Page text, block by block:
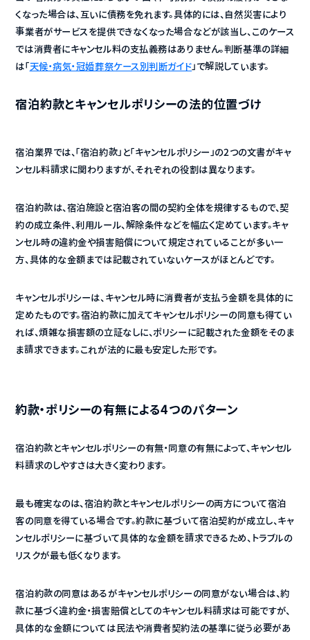
くなった場合は、互いに債務を免れます。具体的には、自然災害により
事業者がサービスを提供できなくなった場合などが該当し、このケース
では消費者にキャンセル料の支払義務はありません。判断基準の詳細
は「 天候・病気・冠婚葬祭ケース別判断ガイド 」で解説しています。
宿泊約款とキャンセルポリシーの法的位置づけ
宿泊業界では、「宿泊約款」と「キャンセルポリシー」の2つの文書がキャ
ンセル料請求に関わりますが、それぞれの役割は異なります。
宿泊約款は、宿泊施設と宿泊客の間の契約全体を規律するもので、契
約の成立条件、利用ルール、解除条件などを幅広く定めています。キャ
ンセル時の違約金や損害賠償について規定されていることが多い一
方、具体的な金額までは記載されていないケースがほとんどです。
キャンセルポリシーは、キャンセル時に消費者が支払う金額を具体的に
定めたものです。宿泊約款に加えてキャンセルポリシーの同意も得てい
れば、煩雑な損害額の立証なしに、ポリシーに記載された金額をそのま
ま請求できます。これが法的に最も安定した形です。
約款・ポリシーの有無による4つのパターン
宿泊約款とキャンセルポリシーの有無・同意の有無によって、キャンセル
料請求のしやすさは大きく変わります。
最も確実なのは、宿泊約款とキャンセルポリシーの両方について宿泊
客の同意を得ている場合です。約款に基づいて宿泊契約が成立し、キャ
ンセルポリシーに基づいて具体的な金額を請求できるため、トラブルの
リスクが最も低くなります。
宿泊約款の同意はあるがキャンセルポリシーの同意がない場合は、約
款に基づく違約金・損害賠償としてのキャンセル料請求は可能ですが、
具体的な金額については民法や消費者契約法の基準に従う必要があ